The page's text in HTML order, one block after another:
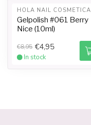
HOLA NAIL COSMETICA
Gelpolish #061 Berry
Nice (10ml)
€8,95 €4,95
In stock